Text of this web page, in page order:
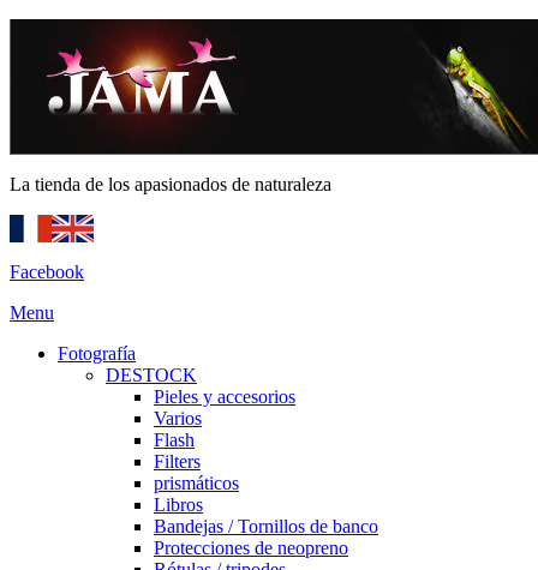
La tienda de los apasionados de naturaleza
Facebook
Menu
Fotografía
DESTOCK
Pieles y accesorios
Varios
Flash
Filters
prismáticos
Libros
Bandejas / Tornillos de banco
Protecciones de neopreno